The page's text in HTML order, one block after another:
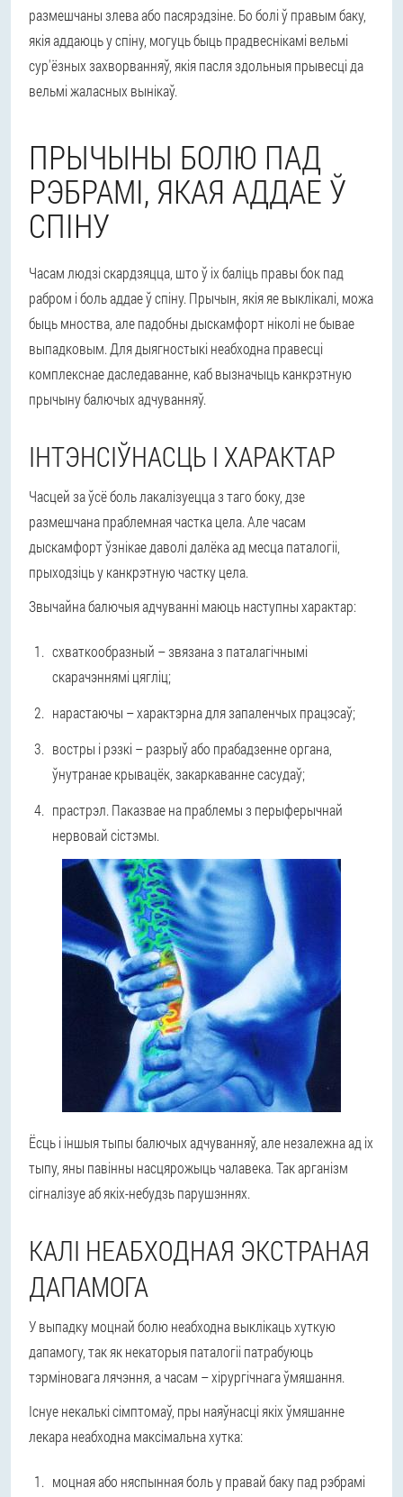
размешчаны злева або пасярэдзіне. Бо болі ў правым баку,
якія аддаюць у спіну, могуць быць прадвеснікамі вельмі
сур'ёзных захворванняў, якія пасля здольныя прывесці да
вельмі жаласных вынікаў.
ПРЫЧЫНЫ БОЛЮ ПАД
РЭБРАМІ, ЯКАЯ АДДАЕ Ў
СПІНУ
Часам людзі скардзяцца, што ў іх баліць правы бок пад
рабром і боль аддае ў спіну. Прычын, якія яе выклікалі, можа
быць мноства, але падобны дыскамфорт ніколі не бывае
выпадковым. Для дыягностыкі неабходна правесці
комплекснае даследаванне, каб вызначыць канкрэтную
прычыну балючых адчуванняў.
ІНТЭНСІЎНАСЦЬ І ХАРАКТАР
Часцей за ўсё боль лакалізуецца з таго боку, дзе
размешчана праблемная частка цела. Але часам
дыскамфорт ўзнікае даволі далёка ад месца паталогіі,
прыходзіць у канкрэтную частку цела.
Звычайна балючыя адчуванні маюць наступны характар:
схваткообразный – звязана з паталагічнымі
скарачэннямі цягліц;
нарастаючы – характэрна для запаленчых працэсаў;
востры і рэзкі – разрыў або прабадзенне органа,
ўнутранае крывацёк, закаркаванне сасудаў;
прастрэл. Паказвае на праблемы з перыферычнай
нервовай сістэмы.
Ёсць і іншыя тыпы балючых адчуванняў, але незалежна ад іх
тыпу, яны павінны насцярожыць чалавека. Так арганізм
сігналізуе аб якіх-небудзь парушэннях.
КАЛІ НЕАБХОДНАЯ ЭКСТРАНАЯ
ДАПАМОГА
У выпадку моцнай болю неабходна выклікаць хуткую
дапамогу, так як некаторыя паталогіі патрабуюць
тэрміновага лячэння, а часам – хірургічнага ўмяшання.
Існуе некалькі сімптомаў, пры наяўнасці якіх ўмяшанне
лекара неабходна максімальна хутка:
моцная або няспынная боль у правай баку пад рэбрамі